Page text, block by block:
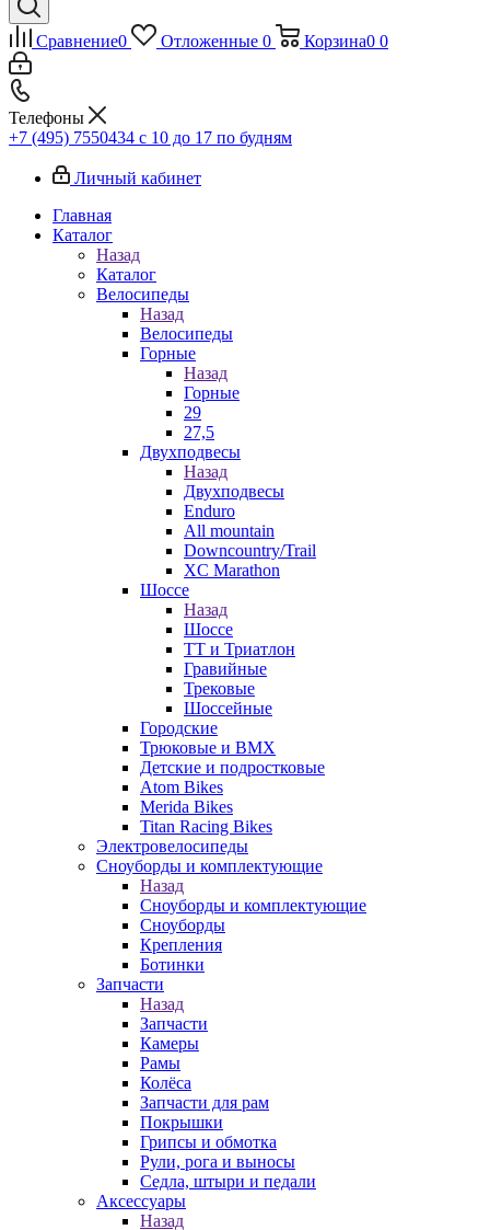
Сравнение0 Отложенные 0 Корзина0 0
Телефоны
+7 (495) 7550434 с 10 до 17 по будням
Личный кабинет
Главная
Каталог
Назад
Каталог
Велосипеды
Назад
Велосипеды
Горные
Назад
Горные
29
27,5
Двухподвесы
Назад
Двухподвесы
Enduro
All mountain
Downcountry/Trail
XC Marathon
Шоссе
Назад
Шоссе
ТТ и Триатлон
Гравийные
Трековые
Шоссейные
Городские
Трюковые и BMX
Детские и подростковые
Atom Bikes
Merida Bikes
Titan Racing Bikes
Электровелосипеды
Cноуборды и комплектующие
Назад
Cноуборды и комплектующие
Сноуборды
Крепления
Ботинки
Запчасти
Назад
Запчасти
Камеры
Рамы
Колёса
Запчасти для рам
Покрышки
Грипсы и обмотка
Рули, рога и выносы
Седла, штыри и педали
Аксессуары
Назад